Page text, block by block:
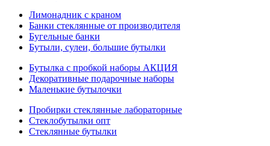
Лимонадник с краном
Банки стеклянные от производителя
Бугельные банки
Бутыли, сулеи, большие бутылки
Бутылка с пробкой наборы АКЦИЯ
Декоративные подарочные наборы
Маленькие бутылочки
Пробирки стеклянные лабораторные
Стеклобутылки опт
Стеклянные бутылки